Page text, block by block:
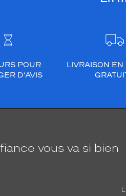
POUR
D’AVIS
LIVRAISON EN
vous va si bien